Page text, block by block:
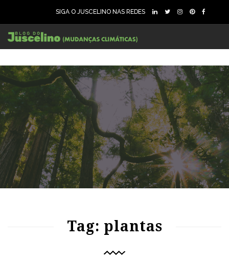
SIGA O JUSCELINO NAS REDES
Tag: plantas